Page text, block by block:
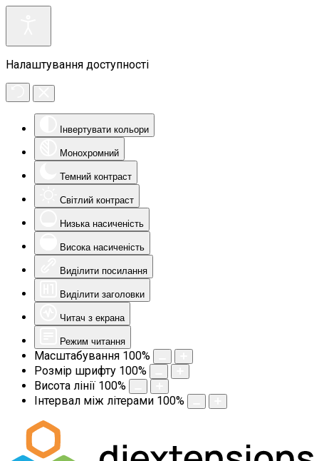
Налаштування доступності
Інвертувати кольори
Монохромний
Темний контраст
Світлий контраст
Низька насиченість
Висока насиченість
Виділити посилання
Виділити заголовки
Читач з екрана
Режим читання
Масштабування 100%
Розмір шрифту 100%
Висота лінії 100%
Інтервал між літерами 100%